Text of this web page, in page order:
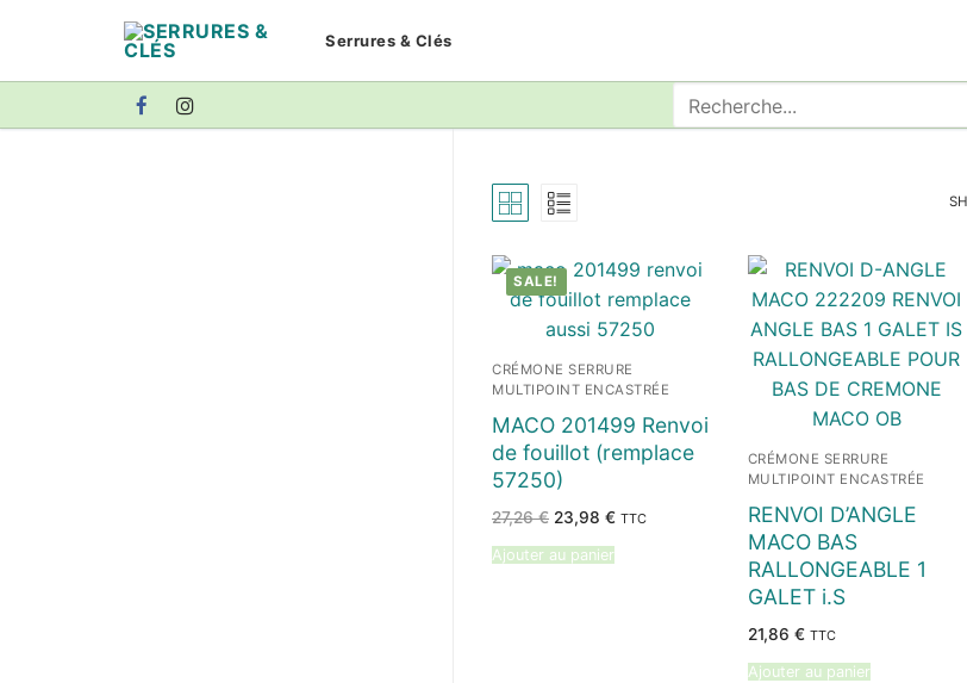
Serrures & Clés
Rechercher
:
SALE!
CRÉMONE SERRURE
MULTIPOINT ENCASTRÉE
MACO 201499 Renvoi
de fouillot (remplace
57250)
27,26€ Le
prix
initial
était :
23,98 €Le
TTC
Ajouter au panier
CRÉMONE SERRURE
MULTIPOINT ENCASTRÉE
RENVOI D’ANGLE
MACO BAS
RALLONGEABLE 1
GALET i.S
21,86 € TTC
Ajouter au panier